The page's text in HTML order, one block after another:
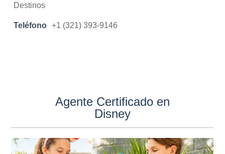
Destinos
Teléfono +1 (321) 393-9146